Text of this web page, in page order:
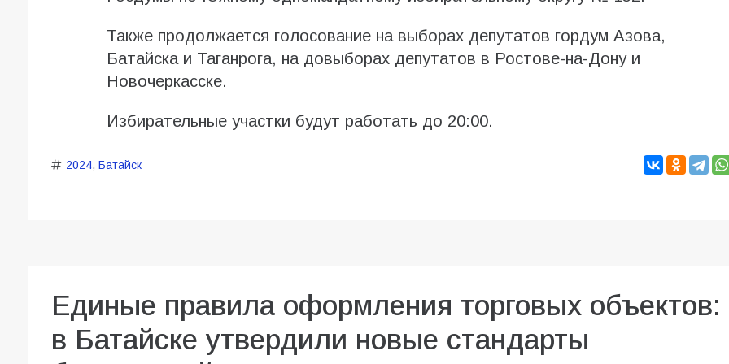
Также продолжается голосование на выборах депутатов гордум Азова,
Батайска и Таганрога, на довыборах депутатов в Ростове-на-Дону и
Новочеркасске.
Избирательные участки будут работать до 20:00.
2024, Батайск
Единые правила оформления торговых объектов:
в Батайске утвердили новые стандарты